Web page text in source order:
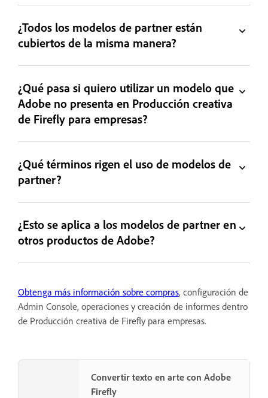
¿Todos los modelos de partner están
cubiertos de la misma manera?
¿Qué pasa si quiero utilizar un modelo que
Adobe no presenta en Producción creativa
de Firefly para empresas?
¿Qué términos rigen el uso de modelos de
partner?
¿Esto se aplica a los modelos de partner en
otros productos de Adobe?
Obtenga más información sobre compras, configuración de
Admin Console, operaciones y creación de informes dentro
de Producción creativa de Firefly para empresas.
Convertir texto en arte con Adobe
Firefly